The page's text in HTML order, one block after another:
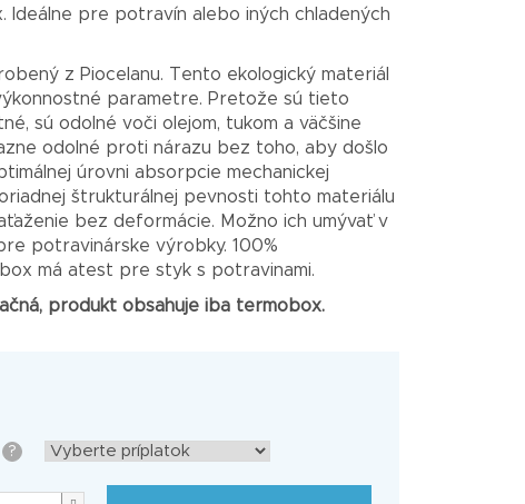
Ideálne pre potravín alebo iných chladených
z Piocelanu. Tento ekologický materiál
parametre. Pretože sú tieto
sú odolné voči olejom, tukom a väčšine
odolné proti nárazu bez toho, aby došlo
úrovni absorpcie mechanickej
štrukturálnej pevnosti tohto materiálu
bez deformácie. Možno ich umývať v
potravinárske výrobky. 100%
má atest pre styk s potravinami.
produkt obsahuje iba termobox.
?